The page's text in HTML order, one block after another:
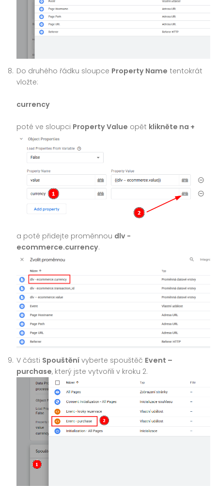
Do druhého řádku sloupce Property Name tentokrát
vložte:
currency
poté ve sloupci Property Value opět klikněte na +
a poté přidejte proměnnou dlv -
ecommerce.currency.
V části Spouštěnívyberte spouštěč Event –
purchase, který jste vytvořili v kroku 2.